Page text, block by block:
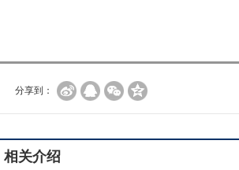
分享到：
相关介绍